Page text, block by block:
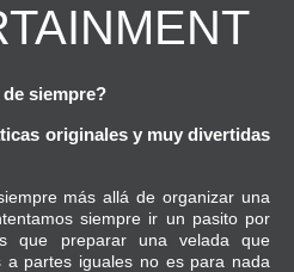
siempre?
originales y muy divertidas
más allá de organizar una
siempre ir un pasito por
que preparar una velada que
partes iguales no es para nada